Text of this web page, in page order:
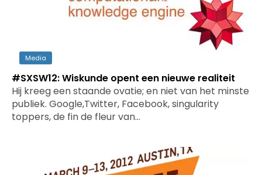
Media
#SXSW12: Wiskunde opent een nieuwe realiteit
Hij kreeg een staande ovatie; en niet van het minste
publiek. Google,Twitter, Facebook, singularity
toppers, de fin de fleur van…